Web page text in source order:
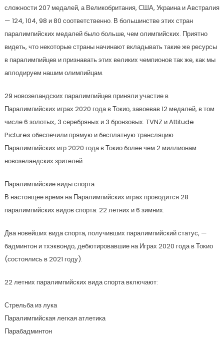
сложности 207 медалей, а Великобритания, США, Украина и Австралия
— 124, 104, 98 и 80 соответственно. В большинстве этих стран
паралимпийских медалей было больше, чем олимпийских. Приятно
видеть, что некоторые страны начинают вкладывать такие же ресурсы
в паралимпийцев и признавать этих великих чемпионов так же, как мы
аплодируем нашим олимпийцам.
29 новозеландских паралимпийцев приняли участие в
Паралимпийских играх 2020 года в Токио, завоевав 12 медалей, в том
числе 6 золотых, 3 серебряных и 3 бронзовых. TVNZ и Attitude
Pictures обеспечили прямую и бесплатную трансляцию
Паралимпийских игр 2020 года в Токио более чем 2 миллионам
новозеландских зрителей.
Паралимпийские виды спорта
В настоящее время на Паралимпийских играх проводится 28
паралимпийских видов спорта: 22 летних и 6 зимних.
Два новейших вида спорта, получивших паралимпийский статус, —
бадминтон и тхэквондо, дебютировавшие на Играх 2020 года в Токио
(состоялись в 2021 году).
22 летних паралимпийских вида спорта включают:
Стрельба из лука
Паралимпийская легкая атлетика
Парабадминтон